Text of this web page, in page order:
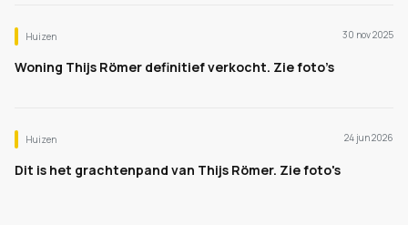
Huizen 30 nov 2025
Woning Thijs Römer definitief verkocht. Zie foto’s
Huizen 24 jun 2026
Dit is het grachtenpand van Thijs Römer. Zie foto's